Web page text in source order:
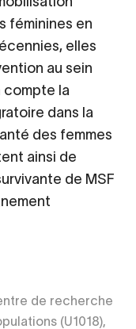
féminines en
elles
au sein
compte la
dans la
des femmes
ainsi de
de MSF
de recherche
(U1018),